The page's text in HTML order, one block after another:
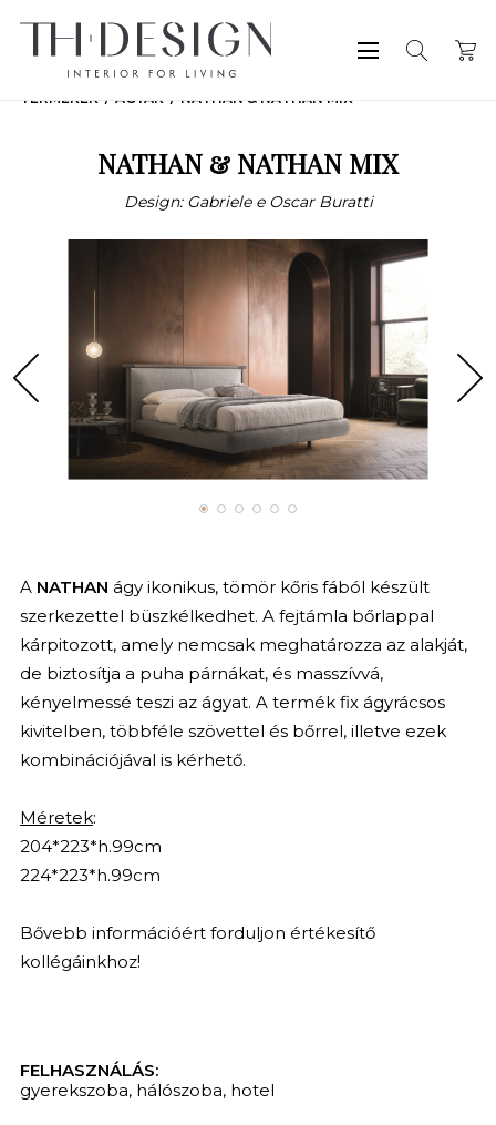
TERMÉKEK ÁGYAK NATHAN & NATHAN MIX
NATHAN & NATHAN MIX
Design: Gabriele e Oscar Buratti
A NATHAN ágy ikonikus, tömör kőris fából készült
szerkezettel büszkélkedhet. A fejtámla bőrlappal
kárpitozott, amely nemcsak meghatározza az alakját,
de biztosítja a puha párnákat, és masszívvá,
kényelmessé teszi az ágyat. A termék fix ágyrácsos
kivitelben, többféle szövettel és bőrrel, illetve ezek
kombinációjával is kérhető.
Méretek:
204*223*h.99cm
224*223*h.99cm
Bővebb információért forduljon értékesítő
kollégáinkhoz!
FELHASZNÁLÁS:
gyerekszoba, hálószoba, hotel